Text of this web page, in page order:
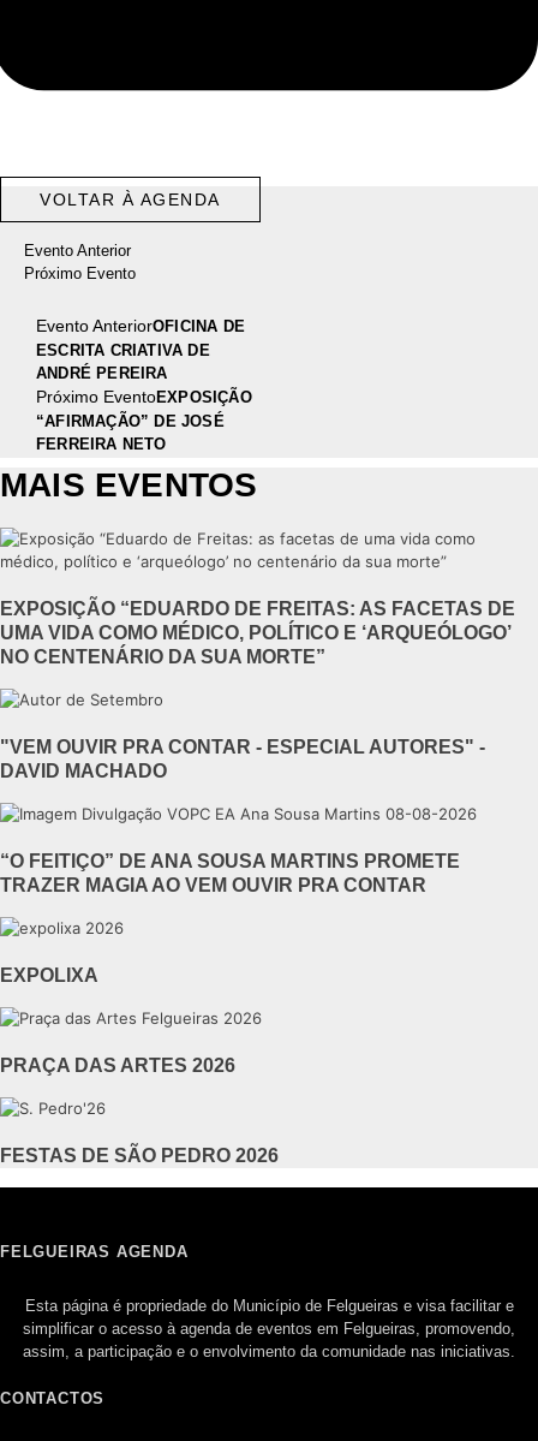
VOLTAR À AGENDA
Evento Anterior
Próximo Evento
Evento AnteriorOFICINA DE
ESCRITA CRIATIVA DE
ANDRÉ PEREIRA
Próximo EventoEXPOSIÇÃO
“AFIRMAÇÃO” DE JOSÉ
FERREIRA NETO
MAIS EVENTOS
EXPOSIÇÃO “EDUARDO DE FREITAS: AS FACETAS DE
UMA VIDA COMO MÉDICO, POLÍTICO E ‘ARQUEÓLOGO’
NO CENTENÁRIO DA SUA MORTE”
"VEM OUVIR PRA CONTAR - ESPECIAL AUTORES" -
DAVID MACHADO
“O FEITIÇO” DE ANA SOUSA MARTINS PROMETE
TRAZER MAGIA AO VEM OUVIR PRA CONTAR
EXPOLIXA
PRAÇA DAS ARTES 2026
FESTAS DE SÃO PEDRO 2026
FELGUEIRAS AGENDA
Esta página é propriedade do Município de Felgueiras e visa facilitar e
simplificar o acesso à agenda de eventos em Felgueiras, promovendo,
assim, a participação e o envolvimento da comunidade nas iniciativas.
CONTACTOS